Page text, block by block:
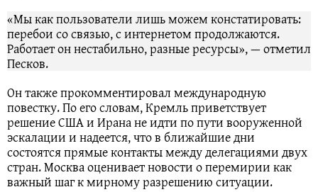
«Мы как пользователи лишь можем констатировать:
перебои со связью, с интернетом продолжаются.
Работает он нестабильно, разные ресурсы», — отметил
Песков.
Он также прокомментировал международную
повестку. По его словам, Кремль приветствует
решение США и Ирана не идти по пути вооруженной
эскалации и надеется, что в ближайшие дни
состоятся прямые контакты между делегациями двух
стран. Москва оценивает новости о перемирии как
важный шаг к мирному разрешению ситуации.